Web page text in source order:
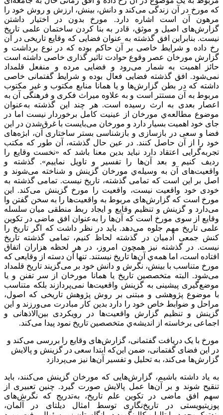
که مورخ در آن زندگی می‌‌کند و دانش، بینش، ارزش و روش خود را
مرهون آن است اشاره دارد. مورخ بدون در اختیار داشتن
گزارش‌‌های اصیل و موثق، قادر به بنا کردن ساختمان علمی تاریخ
نیست. بنابراین افق گذشته به عنوان فضایی که وقایع تاریخی در آن
رخ داده و شرایط خاصی بر آن حاکم بوده که در نوع برداشت و
گزارش مورخان عصر وقوع حوادت تاثیر گذاری خاصی داشته است
حائز اهمیت به شمار می‌‌رود و فضایی مرده و منفعل قلمداد
نمی‌‌شود. افق گذشته فضایی فعال بوده و شرایط گفتمانی خاصی
داشته که در بطن گزارش‌‌ها و یا همانا منابع مکتوب و غیر مکتوب
مربوط به آن مستتر است و به علاوه میراث فکری و فرهنگی آن به
اعصار بعدی به ارث رسیده است. هر چند این گذشته به‌‌عنوان
موضوع مطالعه‌‌ي ‌‌مورخان از عينيت کامل برخوردار نیست اما در
جای خود اهمیت بسیار دارد و مورخان می‌‌بایست با غرق‌‌شدن در این
فضا و سعی در بازسازی و بازشناسی بستر ساختاری آن، ابژه‌‌های
خود را از آن حاصل کنند. در عین حال گذشته، آن طور که مکتب
تجربه‌‌گرایی اعتقاد دارد نباید بدین معنا باشد که «نخست وقایع را
ردیف کنیم و بعد آن‌‌ها را تفسیر و تاویل نماییم». گذشته و
واقعیت‌‌های آن به وسیله‌‌ي مورخان گزینش و شناخته می‌‌شوند و
اصل بر این است که تمامی گذشته، تاریخ نیست. تمامی گذشته به
خودی خود واقعیت نیست، واقعیت را مورخ گزینش می‌‌کند. این
مورخ است که گزارش‌‌های مربوط به واقعیت‌‌ها را به سخن گفتن وا
می‌‌دارد و گزینش و تنظیم وقایع و ایجاد ربط منطقی میان سلسله
وقایع از سوی مورخ است که آن‌‌ها را به‌‌عنوان افق ماضی در تکوین
علمی تاریخ مهم جلوه می‌‌دهد. باید در نظر داشت که اگر تاریخ را
کنش جمعی آدمیان در گذشته لحاظ کنیم، تمامی گذشته تاریخ
نیست. در گذشته نیز همچون امروز، در هر لحظه هزاران اتفاق
افتاده است، اما همه‌‌ي آن‌‌ها تاریخ نیستند. تنها آن دسته از وقایعی که
مورخ متناسب با بینش، نگرش و دانش خود بر می‌‌گزیند تاریخ قلمداد
می‌‌شود. البته متخصصین تاریخ یا همانا مورخان از سر تفنن و یا
موضع‌‌گیری پیشینی به گزینش واقعیت‌‌ها نمی‌‌پردازند بلکه متناسب
با موضوع پژوهشی و مبتنی بر روش پژوهش تاریخی که اصول،
مراحل و ضوابط خاص خود را دارد بدین کار مبادرت می‌‌ورزند و این
گزینش و تنظیم گزارش واقعیت‌‌ها در رویکردی بین‌‌الاذهانی و
اجماعی برخاسته از اندیشه‌‌ي متخصصین تاریخ نمود پیدا می‌‌کند.
مورخ با یک دریافت گفتمانی، گزارش‌های وقایع را بررسی می‌کند و
در این فضای گفتمانی، ضمن این‌که ابتدا سعی در گزینش و پالایش
گزارش‌ها می‌کند، به تحلیل و تفسیر آن‌ها نیز می‌پردازد
به یاد داشته باشیم، گزارش‌‌هایی که مورخان گزینش می‌‌کنند، باید
تنقیح شوند و بر آن‌‌ها عمل پالایش صورت گیرد. چنین تعبیری از
سهم افق ماضی در تکوین علم تاریخ، به‌‌تدریج که نگرش‌‌های
پوزیتیویستی در تاریخ‌‌نگاری توسط امثال دیلتای در آلمان،